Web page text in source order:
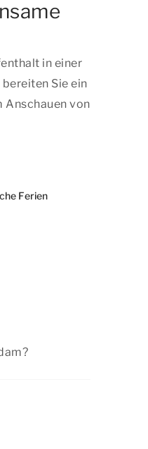
in einer
Sie ein
Anschauen von
Ferien